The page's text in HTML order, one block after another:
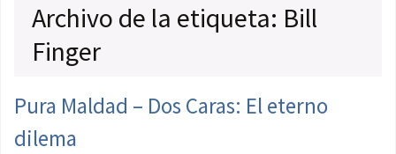
Archivo de la etiqueta: Bill
Finger
Pura Maldad – Dos Caras: El eterno
dilema